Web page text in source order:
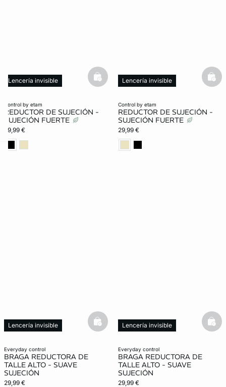
control by etam
REDUCTOR DE SUJECIÓN -
SUJECIÓN FUERTE
29,99 €
Lencería invisible
basketfull
control by etam
REDUCTOR DE SUJECIÓN -
SUJECIÓN FUERTE
29,99 €
Lencería invisible
everyday control
BRAGA REDUCTORA DE
TALLE ALTO - SUAVE
SUJECIÓN
29,99 €
Lencería invisible
basketfull
everyday control
BRAGA REDUCTORA DE
TALLE ALTO - SUAVE
SUJECIÓN
29,99 €
Lencería invisible